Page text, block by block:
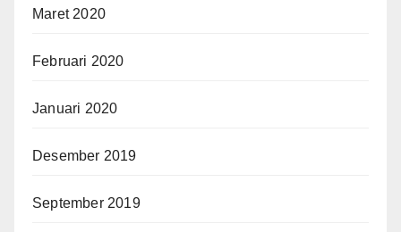
Maret 2020
Februari 2020
Januari 2020
Desember 2019
September 2019